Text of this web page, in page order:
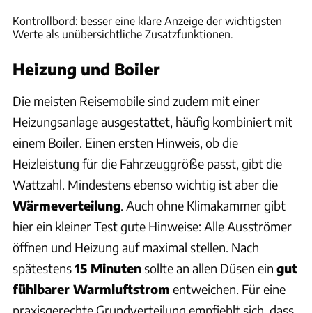
Kontrollbord: besser eine klare Anzeige der wichtigsten
Werte als unübersichtliche Zusatzfunktionen.
Heizung und Boiler
Die meisten Reisemobile sind zudem mit einer
Heizungsanlage ausgestattet, häufig kombiniert mit
einem Boiler. Einen ersten Hinweis, ob die
Heizleistung für die Fahrzeuggröße passt, gibt die
Wattzahl. Mindestens ebenso wichtig ist aber die
Wärmeverteilung. Auch ohne Klimakammer gibt
hier ein kleiner Test gute Hinweise: Alle Ausströmer
öffnen und Heizung auf maximal stellen. Nach
spätestens15 Minutensollte an allen Düsen ein gut
fühlbarer Warmluftstrom entweichen. Für eine
praxisgerechte Grundverteilung empfiehlt sich, dass